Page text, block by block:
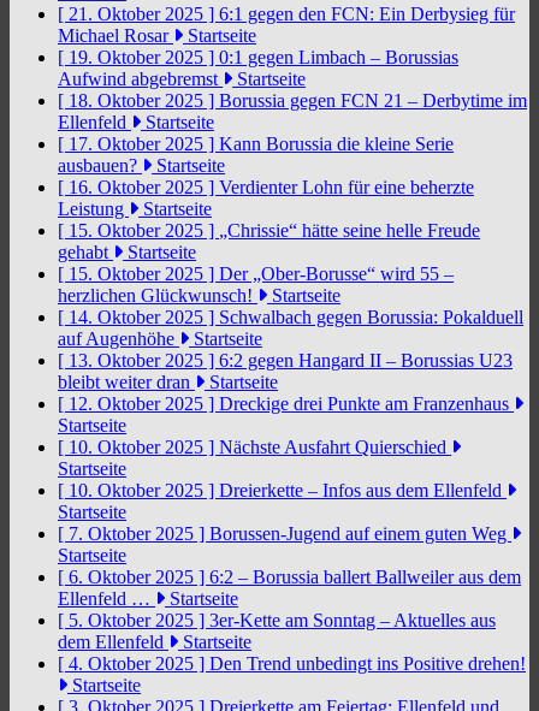
[ 21. Oktober 2025 ] 6:1 gegen den FCN: Ein Derbysieg für
Michael Rosar
Startseite
[ 19. Oktober 2025 ] 0:1 gegen Limbach – Borussias
Aufwind abgebremst
Startseite
[ 18. Oktober 2025 ] Borussia gegen FCN 21 – Derbytime im
Ellenfeld
Startseite
[ 17. Oktober 2025 ] Kann Borussia die kleine Serie
ausbauen?
Startseite
[ 16. Oktober 2025 ] Verdienter Lohn für eine beherzte
Leistung
Startseite
[ 15. Oktober 2025 ] „Chrissie“ hätte seine helle Freude
gehabt
Startseite
[ 15. Oktober 2025 ] Der „Ober-Borusse“ wird 55 –
herzlichen Glückwunsch!
Startseite
[ 14. Oktober 2025 ] Schwalbach gegen Borussia: Pokalduell
auf Augenhöhe
Startseite
[ 13. Oktober 2025 ] 6:2 gegen Hangard II – Borussias U23
bleibt weiter dran
Startseite
[ 12. Oktober 2025 ] Dreckige drei Punkte am Franzenhaus
Startseite
[ 10. Oktober 2025 ] Nächste Ausfahrt Quierschied
Startseite
[ 10. Oktober 2025 ] Dreierkette – Infos aus dem Ellenfeld
Startseite
[ 7. Oktober 2025 ] Borussen-Jugend auf einem guten Weg
Startseite
[ 6. Oktober 2025 ] 6:2 – Borussia ballert Ballweiler aus dem
Ellenfeld …
Startseite
[ 5. Oktober 2025 ] 3er-Kette am Sonntag – Aktuelles aus
dem Ellenfeld
Startseite
[ 4. Oktober 2025 ] Den Trend unbedingt ins Positive drehen!
Startseite
[ 3. Oktober 2025 ] Dreierkette am Feiertag: Ellenfeld und